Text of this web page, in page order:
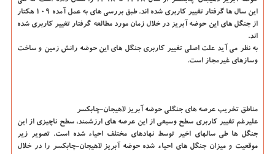
این سال ها گرفتار تغییر کاربری شده اند. طبق بررسی های به عمل آمده ۱۰۹ هکتار
از جنگل های این حوضه آبریز در خلال زمان مورد مطالعه گرفتار تغییر کاربری شده
اند.
به نظر می آید علت اصلی تغییر کاربری جنگل های این حوضه رانش زمین و ساخت
وسازهای غیرمجاز است.
مناطق تخریب عرصه های جنگلی حوضه آبریز لاهیجان-چابکسر
علیرغم تغییر کاربری سطح وسیعی از این عرصه های ارزشمند، سطح ناچیزی از این
جنگل ها طی سالهای اخیر توسط نهادهای مختلف احیاء شده است. تصویر زیر
موقعیت و میزان جنگل های احیاء شده حوضه آبریز لاهیجان-چابکسر را در خلال